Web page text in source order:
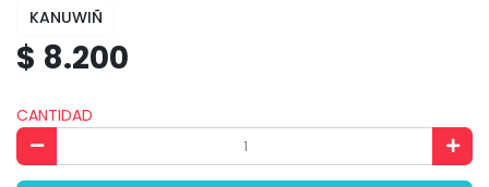
KANUWIÑ
$ 8.200
CANTIDAD